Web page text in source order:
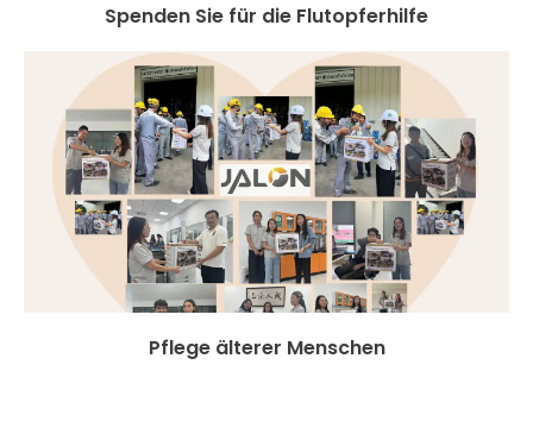
Spenden Sie für die Flutopferhilfe
Pflege älterer Menschen